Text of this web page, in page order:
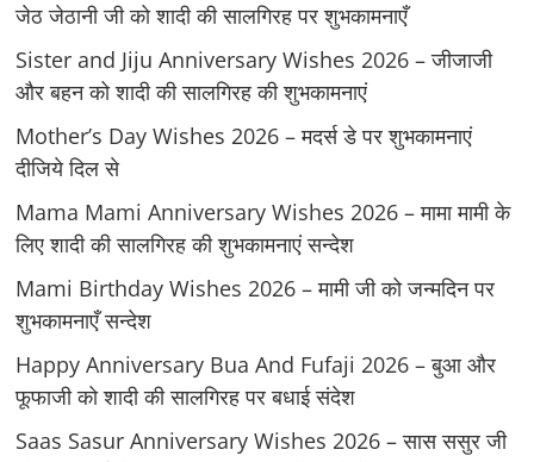
जेठ जेठानी जी को शादी की सालगिरह पर शुभकामनाएँ
Sister and Jiju Anniversary Wishes 2026 – जीजाजी
और बहन को शादी की सालगिरह की शुभकामनाएं
Mother’s Day Wishes 2026 – मदर्स डे पर शुभकामनाएं
दीजिये दिल से
Mama Mami Anniversary Wishes 2026 – मामा मामी के
लिए शादी की सालगिरह की शुभकामनाएं सन्देश
Mami Birthday Wishes 2026 – मामी जी को जन्मदिन पर
शुभकामनाएँ सन्देश
Happy Anniversary Bua And Fufaji 2026 – बुआ और
फूफाजी को शादी की सालगिरह पर बधाई संदेश
Saas Sasur Anniversary Wishes 2026 – सास ससुर जी